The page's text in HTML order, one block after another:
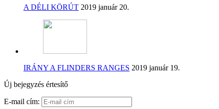
A DÉLI KÖRÚT 2019 január 20.
IRÁNY A FLINDERS RANGES 2019 január 19.
Új bejegyzés értesítő
E-mail cím: